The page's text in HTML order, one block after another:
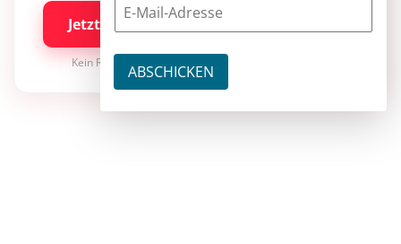
Jetzt kostenlos testen
Kein Risiko · jederzeit kündbar